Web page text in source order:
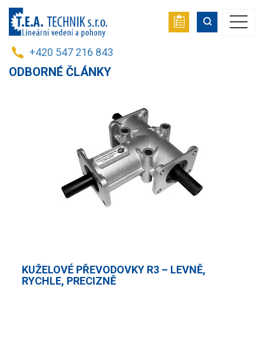
+420 547 216 843
ODBORNÉ ČLÁNKY
KUŽELOVÉ PŘEVODOVKY R3 – LEVNĚ,
RYCHLE, PRECIZNĚ